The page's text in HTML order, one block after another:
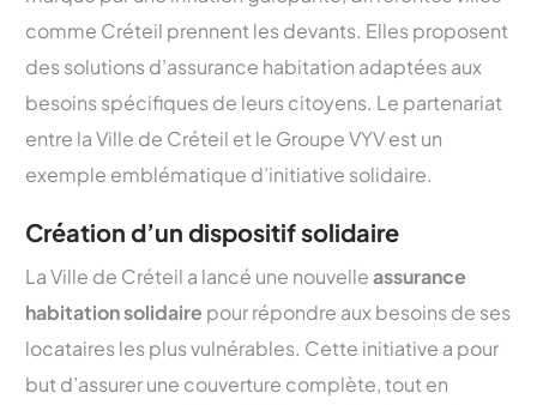
comme Créteil prennent les devants. Elles proposent
des solutions d’assurance habitation adaptées aux
besoins spécifiques de leurs citoyens. Le partenariat
entre la Ville de Créteil et le Groupe VYV est un
exemple emblématique d’initiative solidaire.
Création d’un dispositif solidaire
La Ville de Créteil a lancé une nouvelleassurance
habitation solidaire pour répondre aux besoins de ses
locataires les plus vulnérables. Cette initiative a pour
but d’assurer une couverture complète, tout en